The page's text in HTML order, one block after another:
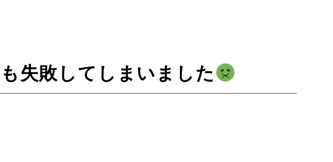
失敗してしまいました